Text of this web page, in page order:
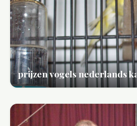
prijzen vogels nederlands